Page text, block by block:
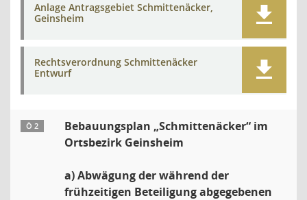
Anlage Antragsgebiet Schmittenäcker,
Geinsheim
Rechtsverordnung Schmittenäcker
Entwurf
Ö 2
Bebauungsplan „Schmittenäcker“ im
Ortsbezirk Geinsheim
a) Abwägung der während der
frühzeitigen Beteiligung abgegebenen